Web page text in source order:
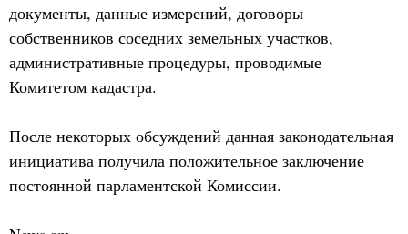
документы, данные измерений, договоры
собственников соседних земельных участков,
административные процедуры, проводимые
Комитетом кадастра.
После некоторых обсуждений данная законодательная
инициатива получила положительное заключение
постоянной парламентской Комиссии.